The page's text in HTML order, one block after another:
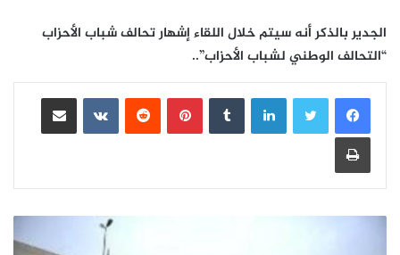
الجدير بالذكر أنه سيتم خلال اللقاء إشهار تحالف شباب الأحزاب
“التحالف الوطني لشباب الأحزاب”..
لينكدإن بينتيريست
مشاركة عبر البريد
طباعة